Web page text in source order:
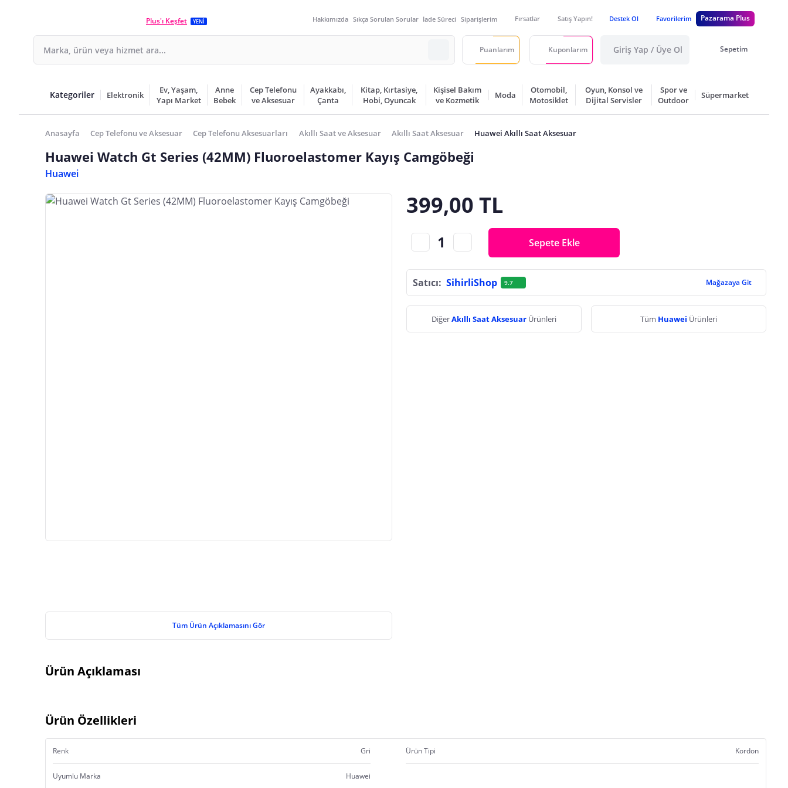
Plus'ı Keşfet YENİ Hakkımızda Sıkça Sorulan Sorular İade Süreci Siparişlerim Fırsatlar Satış Yapın! Destek Ol Favorilerim Pazarama Plus
Puanlarım Kuponlarım Giriş Yap / Üye Ol Sepetim
Kategoriler Elektronik
Ev, Yaşam,
Yapı Market
Anne
Bebek
Cep Telefonu
ve Aksesuar
Ayakkabı,
Çanta
Kitap, Kırtasiye,
Hobi, Oyuncak
Kişisel Bakım
ve Kozmetik
Moda
Otomobil,
Motosiklet
Oyun, Konsol ve
Dijital Servisler
Spor ve
Outdoor
Süpermarket
Anasayfa Cep Telefonu ve Aksesuar Cep Telefonu Aksesuarları Akıllı Saat ve Aksesuar Akıllı Saat Aksesuar Huawei Akıllı Saat Aksesuar
Huawei Watch Gt Series (42MM) Fluoroelastomer Kayış Camgöbeği
Huawei
Tüm Ürün Açıklamasını Gör
399,00 TL
Sepete Ekle
Satıcı: SihirliShop 9.7 Mağazaya Git
DiğerAkıllı Saat Aksesuar Ürünleri Tüm Huawei Ürünleri
Ürün Açıklaması
Ürün Özellikleri
Renk Gri Ürün Tipi Kordon
Uyumlu Marka Huawei